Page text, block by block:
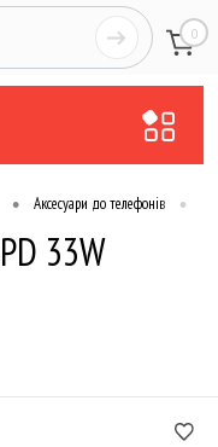
0
• Аксесуари до телефонів •
33W